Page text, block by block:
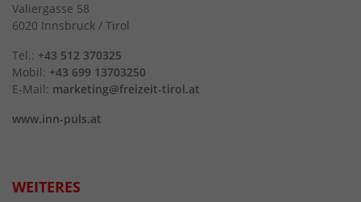
Valiergasse 58
6020 Innsbruck / Tirol
Tel.: +43 512 370325
Mobil: +43 699 13703250
E-Mail: marketing@freizeit-tirol.at
www.inn-puls.at
WEITERES